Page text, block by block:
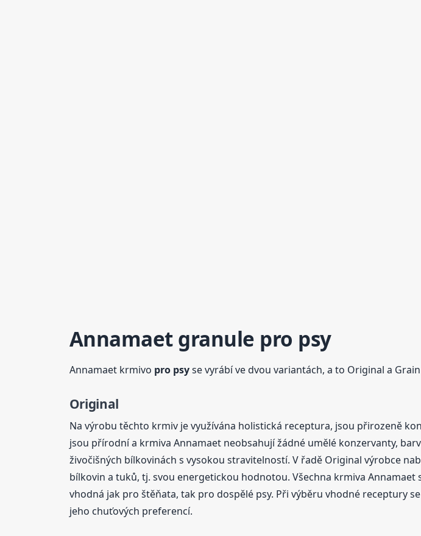
Annamaet granule pro psy
Annamaet krmivo pro psyse vyrábí ve dvou variantách, a to Original a
Original
Na výrobu těchto krmiv je využívána holistická receptura, jsou přirozeně
jsou přírodní a krmiva Annamaet neobsahují žádné umělé konzervanty,
živočišných bílkovinách s vysokou stravitelností. V řadě Original výrobce
bílkovin a tuků, tj. svou energetickou hodnotou. Všechna krmiva
vhodná jak pro štěňata, tak pro dospělé psy. Při výběru vhodné receptury
jeho chuťových preferencí.